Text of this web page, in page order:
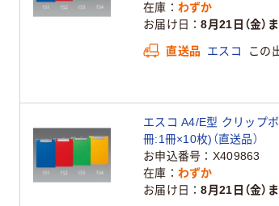
在庫
わずか
お届け日
8月21日（金）
直送品 エスコ この
エスコ A4/E型 クリップ
冊:1冊×10枚)（直送品）
お申込番号
X409863
在庫
わずか
お届け日
8月21日（金）